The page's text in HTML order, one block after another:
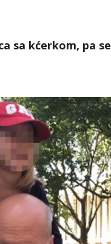
sa kćerkom, pa se